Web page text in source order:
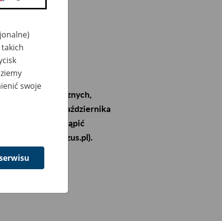
Społecznych,
w dniach 11 października
mogą wystąpić
(pue.zus.pl).
swoje